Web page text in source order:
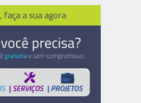
, faça a sua agora